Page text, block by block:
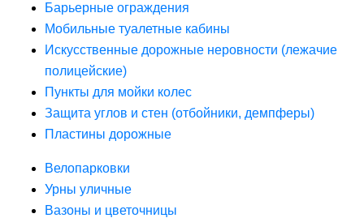
Барьерные ограждения
Мобильные туалетные кабины
Искусственные дорожные неровности (лежачие
полицейские)
Пункты для мойки колес
Защита углов и стен (отбойники, демпферы)
Пластины дорожные
Велопарковки
Урны уличные
Вазоны и цветочницы